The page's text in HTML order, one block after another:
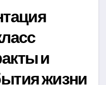
и
жизни